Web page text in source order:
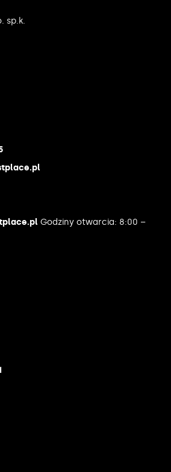
sp.k.
Godziny otwarcia: 8:00 –